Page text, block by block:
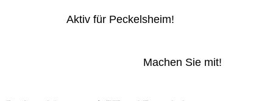
Aktiv für Peckelsheim!
Machen Sie mit!